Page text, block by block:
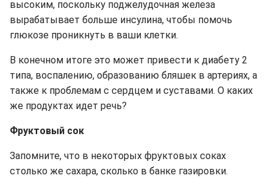
высоким, поскольку поджелудочная железа
вырабатывает больше инсулина, чтобы помочь
глюкозе проникнуть в ваши клетки.
В конечном итоге это может привести к диабету 2
типа, воспалению, образованию бляшек в артериях, а
также к проблемам с сердцем и суставами. О каких
же продуктах идет речь?
Фруктовый сок
Запомните, что в некоторых фруктовых соках
столько же сахара, сколько в банке газировки.